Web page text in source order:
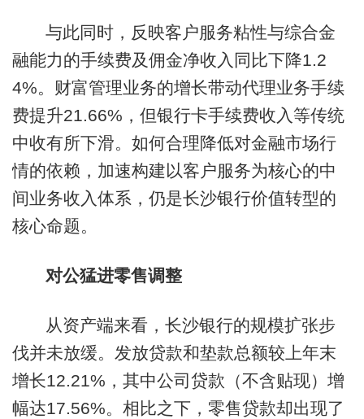
与此同时，反映客户服务粘性与综合金
融能力的手续费及佣金净收入同比下降1.2
4%。财富管理业务的增长带动代理业务手续
费提升21.66%，但银行卡手续费收入等传统
中收有所下滑。如何合理降低对金融市场行
情的依赖，加速构建以客户服务为核心的中
间业务收入体系，仍是长沙银行价值转型的
核心命题。
对公猛进零售调整
从资产端来看，长沙银行的规模扩张步
伐并未放缓。发放贷款和垫款总额较上年末
增长12.21%，其中公司贷款（不含贴现）增
幅达17.56%。相比之下，零售贷款却出现了